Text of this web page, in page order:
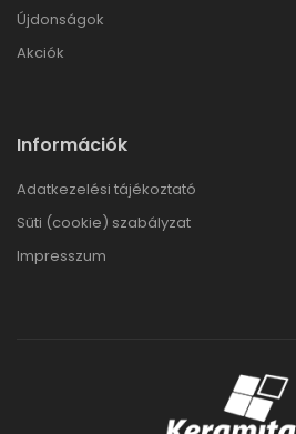
Újdonságok
Akciók
Információk
Adatkezelési tájékoztató
Süti (cookie) szabályzat
Impresszum